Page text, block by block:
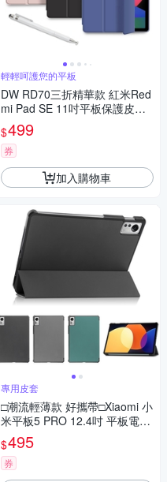
輕輕呵護您的平板
DW RD70三折精華款 紅米Red
mi Pad SE 11吋平板保護皮套
(附精緻觸控筆)
$499
券
加入購物車
專用皮套
□潮流輕薄款 好攜帶□Xiaomi 小
米平板5 PRO 12.4吋 平板電腦
保護套 休眠喚醒功能 三折斜立
專用皮套
$495
券